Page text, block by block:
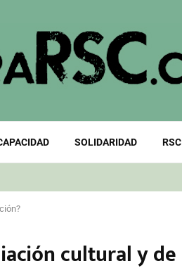
SOLIDARIDAD RSC
cultural y de